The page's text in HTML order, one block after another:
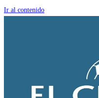
Ir al contenido